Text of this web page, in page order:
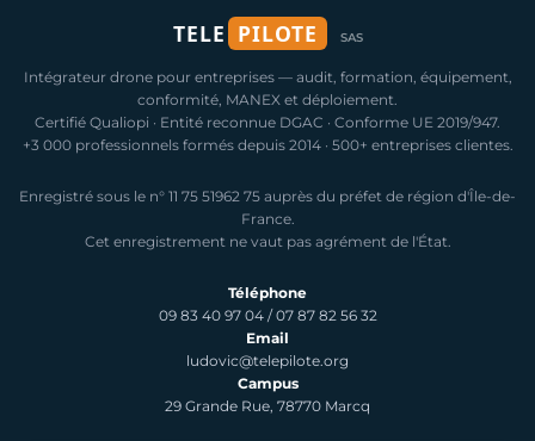
TELE PILOTE SAS
Intégrateur drone pour entreprises — audit, formation, équipement,
conformité, MANEX et déploiement.
Certifié Qualiopi · Entité reconnue DGAC · Conforme UE 2019/947.
+3 000 professionnels formés depuis 2014 · 500+ entreprises clientes.
Enregistré sous le n° 11 75 51962 75 auprès du préfet de région d'Île-de-
France.
Cet enregistrement ne vaut pas agrément de l'État.
Téléphone
09 83 40 97 04 /07 87 82 56 32
Email
ludovic@telepilote.org
Campus
29 Grande Rue, 78770 Marcq